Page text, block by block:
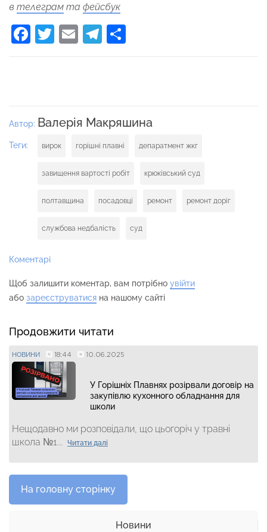
в телеграм та фейсбук
Facebook
Twitter
EmailTelegram
Автор: Валерія Макряшина
Теги: вирок горішні плавні депаратмент жкг
завищення вартості робіт крюківський суд
полтавщина посадовці ремонт ремонт доріг
службова недбалість суд
Коментарі
Щоб залишити коментар, вам потрібно увійти
або зареєструватися на нашому сайті
Продовжити читати
НОВИНИ 18:44 10.06.2025
У Горішніх Плавнях розірвали договір на
закупівлю кухонного обладнання для
школи
Нещодавно ми розповідали, що цьогоріч у травні
школа №1...
Читати далі
На головну сторінку
Новини